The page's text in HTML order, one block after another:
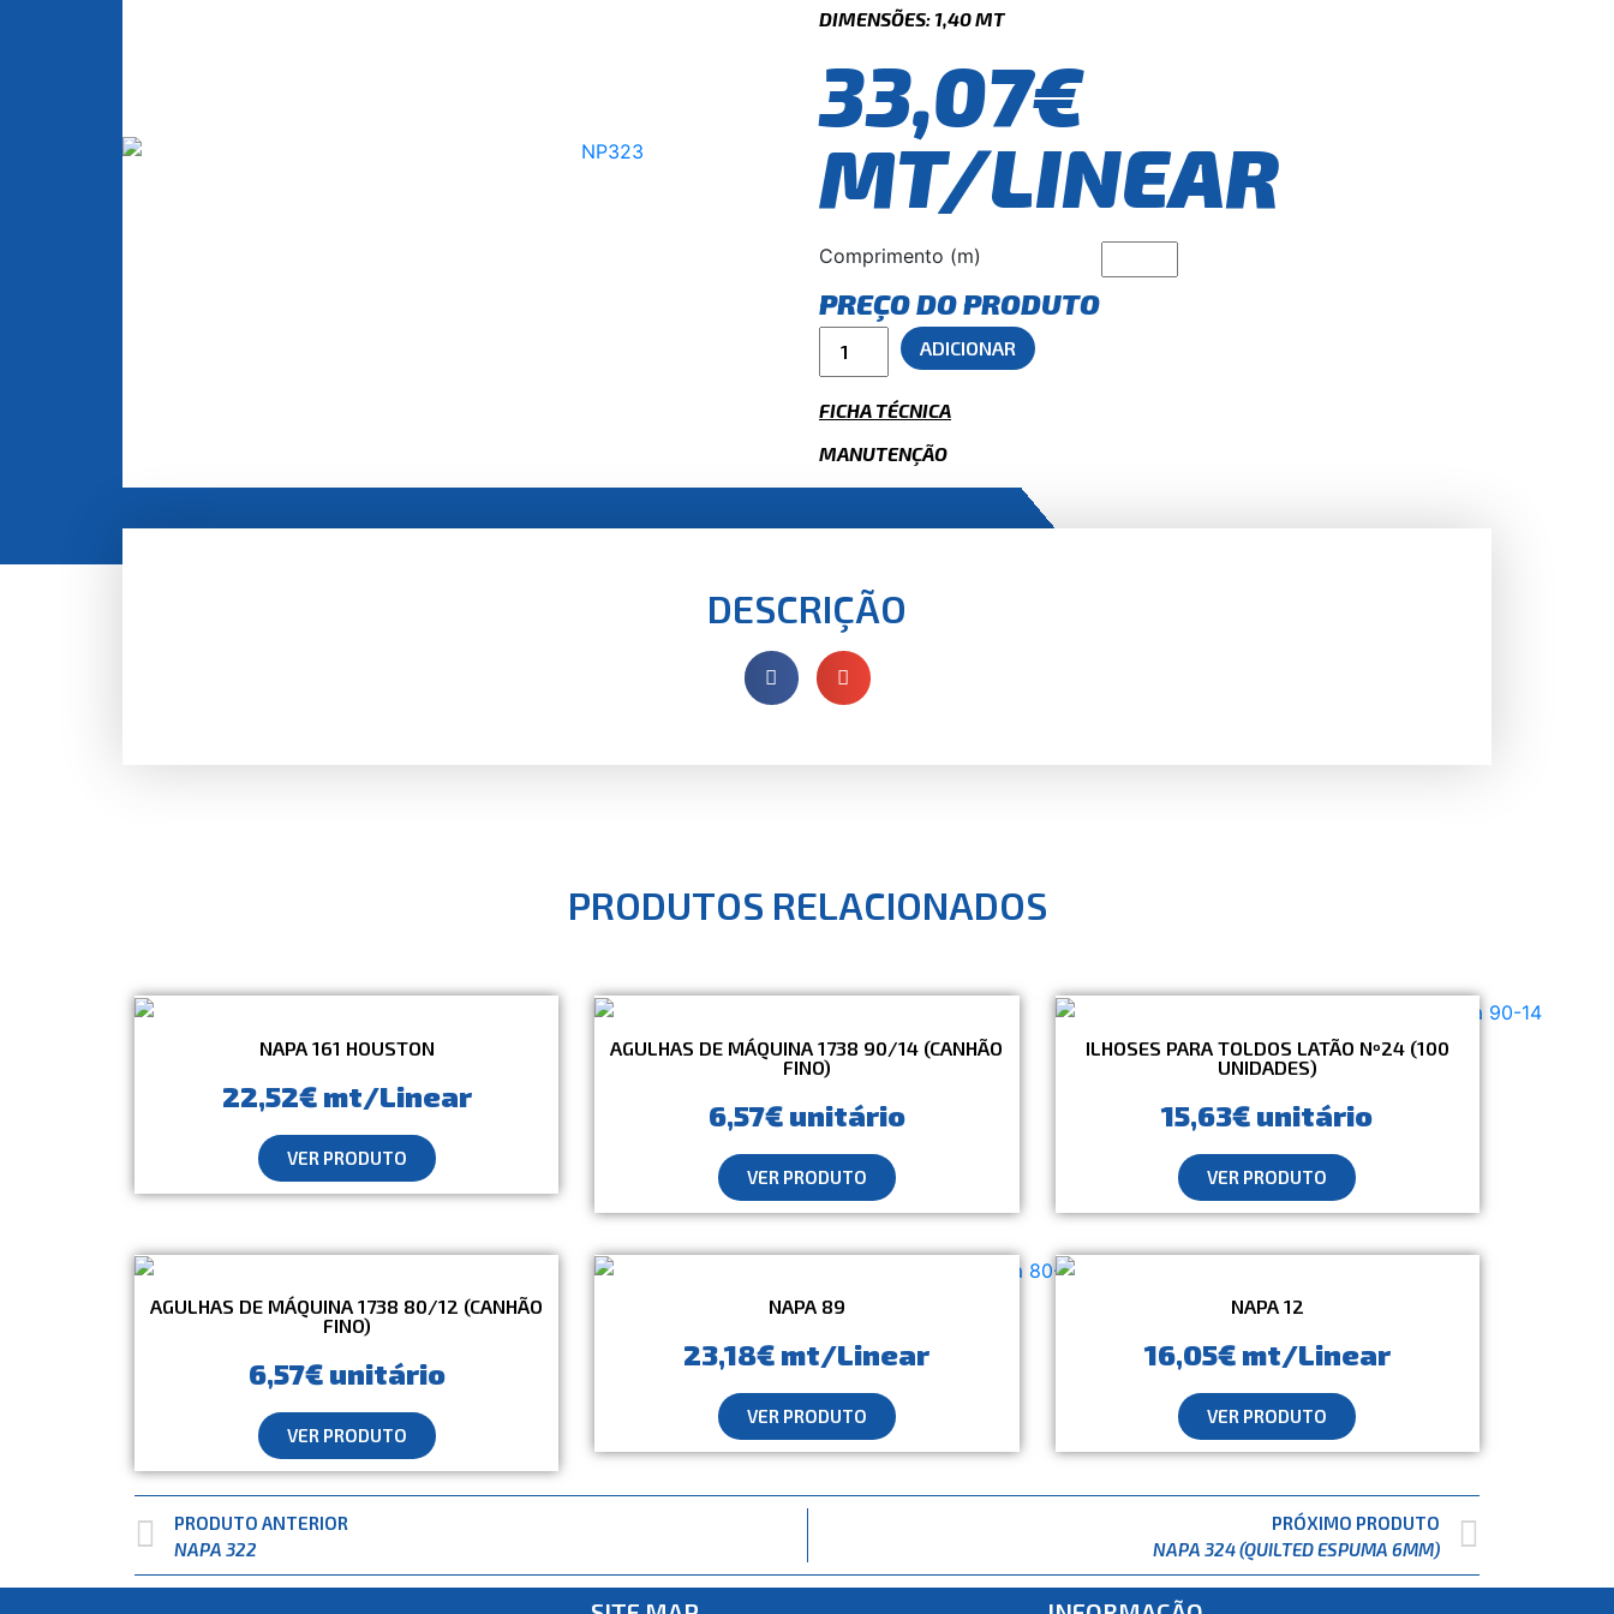
DIMENSÕES: 1,40 MT
33,07€
MT/LINEAR
Comprimento (m)
PREÇO DO PRODUTO
ADICIONAR
FICHA TÉCNICA
MANUTENÇÃO
DESCRIÇÃO
PRODUTOS RELACIONADOS
NAPA 161 HOUSTON
22,52€ mt/Linear
VER PRODUTO
AGULHAS DE MÁQUINA 1738 90/14 (CANHÃO
FINO)
6,57€ unitário
VER PRODUTO
ILHOSES PARA TOLDOS LATÃO Nº24 (100
UNIDADES)
15,63€ unitário
VER PRODUTO
AGULHAS DE MÁQUINA 1738 80/12 (CANHÃO
FINO)
6,57€ unitário
VER PRODUTO
NAPA 89
23,18€ mt/Linear
VER PRODUTO
NAPA 12
16,05€ mt/Linear
VER PRODUTO
PRODUTO ANTERIOR
NAPA 322
PRÓXIMO PRODUTO
NAPA 324 (QUILTED ESPUMA 6MM)